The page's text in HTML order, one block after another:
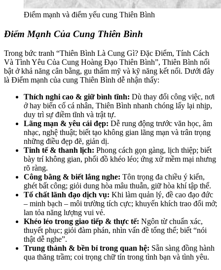
Điểm mạnh và điểm yếu cung Thiên Bình
Điểm Mạnh Của Cung Thiên Bình
Trong bức tranh “Thiên Bình Là Cung Gì? Đặc Điểm, Tính Cách
Và Tình Yêu Của Cung Hoàng Đạo Thiên Bình”, Thiên Bình nổi
bật ở khả năng cân bằng, gu thẩm mỹ và kỹ năng kết nối. Dưới đây
là Điểm mạnh của cung Thiên Bình dễ nhận thấy:
Thích nghi cao & giữ bình tĩnh: Dù thay đổi công việc, nơi
ở hay biến cố cá nhân, Thiên Bình nhanh chóng lấy lại nhịp,
duy trì sự điềm tĩnh và trật tự.
Lãng mạn & yêu cái đẹp: Dễ rung động trước văn học, âm
nhạc, nghệ thuật; biết tạo không gian lãng mạn và trân trọng
những điều đẹp đẽ, giản dị.
Tinh tế & thanh lịch: Phong cách gọn gàng, lịch thiệp; biết
bày trí không gian, phối đồ khéo léo; ứng xử mềm mại nhưng
rõ ràng.
Công bằng & biết lắng nghe: Tôn trọng đa chiều ý kiến,
ghét bất công; giỏi dung hòa mâu thuẫn, giữ hòa khí tập thể.
Tố chất lãnh đạo dịch vụ: Khi làm quản lý, đề cao đạo đức
– minh bạch – môi trường tích cực; khuyến khích trao đổi mở;
lan tỏa năng lượng vui vẻ.
Khéo léo trong giao tiếp & thực tế: Ngôn từ chuẩn xác,
thuyết phục; giỏi đàm phán, nhìn vấn đề tổng thể; biết “nói
thật dễ nghe”.
Trung thành & bền bỉ trong quan hệ: Sẵn sàng đồng hành
qua thăng trầm; coi trọng chữ tín trong tình bạn và tình yêu.